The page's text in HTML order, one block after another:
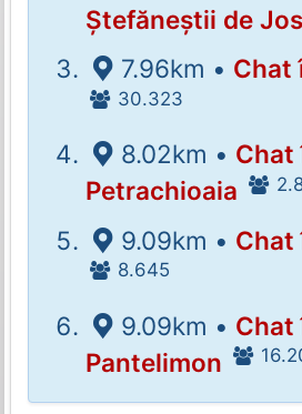
Ștefăneștii de Jos
7.96km • Chat
30.323
8.02km • Chat
Petrachioaia
9.09km • Chat
8.645
9.09km • Chat
Pantelimon